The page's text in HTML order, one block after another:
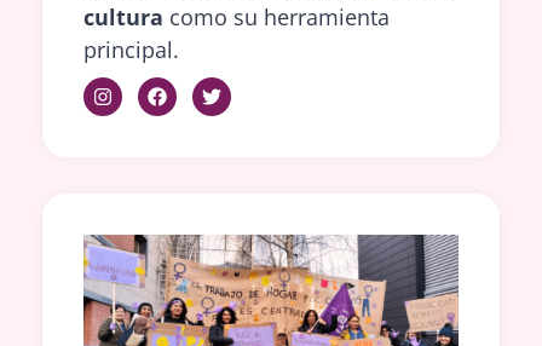
cultura como su herramienta
principal.